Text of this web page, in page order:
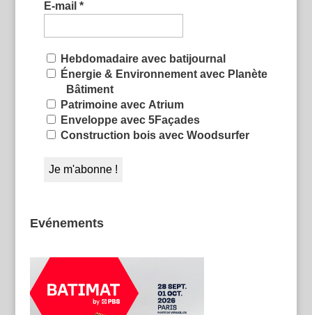
E-mail *
Hebdomadaire avec batijournal
Énergie & Environnement avec Planète
Bâtiment
Patrimoine avec Atrium
Enveloppe avec 5Façades
Construction bois avec Woodsurfer
Evénements